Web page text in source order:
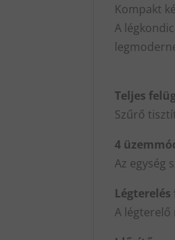
Kompakt
A
Teljes
Szűrő
4
Az egység
A légterelő